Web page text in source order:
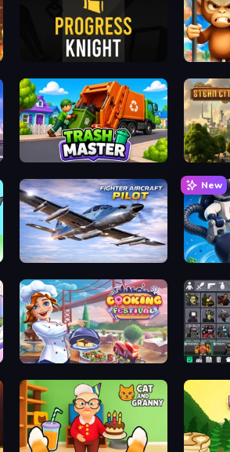
Progress Knight Crazy
Trash Master Steam
Fighter Aircraft Pilot
New
Block
Cooking Festival Last